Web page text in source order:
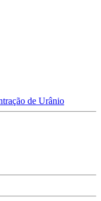
de Urânio